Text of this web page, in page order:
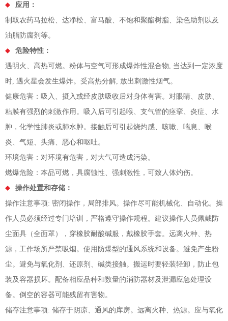
应用：
制取农药马拉松、达净松、富马酸、不饱和聚酯树脂、染色助剂以及
油脂防腐剂等。
危险特性：
遇明火、高热可燃。粉体与空气可形成爆炸性混合物, 当达到一定浓度
时, 遇火星会发生爆炸。受高热分解, 放出刺激性烟气。
健康危害：吸入、摄入或经皮肤吸收后对身体有害。对眼睛、皮肤、
粘膜有强烈的刺激作用。吸入后可引起喉、支气管的痉挛、炎症、水
肿，化学性肺炎或肺水肿。接触后可引起烧灼感、咳嗽、喘息、喉
炎、气短、头痛、恶心和呕吐。
环境危害：对环境有危害，对大气可造成污染。
燃爆危险：本品可燃，具腐蚀性、强刺激性，可致人体灼伤。
操作处置和存储：
操作注意事项: 密闭操作，局部排风。操作尽可能机械化、自动化。操
作人员必须经过专门培训，严格遵守操作规程。建议操作人员佩戴防
尘面具（全面罩），穿橡胶耐酸碱服，戴橡胶手套。远离火种、热
源，工作场所严禁吸烟。使用防爆型的通风系统和设备。避免产生粉
尘。避免与氧化剂、还原剂、碱类接触。搬运时要轻装轻卸，防止包
装及容器损坏。配备相应品种和数量的消防器材及泄漏应急处理设
备。倒空的容器可能残留有害物。
储存注意事项: 储存于阴凉、通风的库房。远离火种、热源。应与氧化